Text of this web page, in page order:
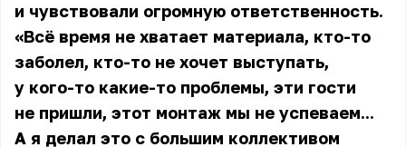
и чувствовали огромную ответственность.
«Всё время не хватает материала, кто-то
заболел, кто-то не хочет выступать,
у кого-то какие-то проблемы, эти гости
не пришли, этот монтаж мы не успеваем...
А я делал это с большим коллективом